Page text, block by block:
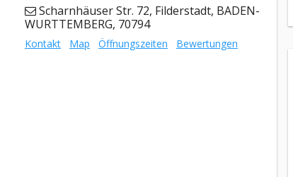
Scharnhäuser Str. 72, Filderstadt, BADEN-
WURTTEMBERG, 70794
Kontakt Map Öffnungszeiten Bewertungen